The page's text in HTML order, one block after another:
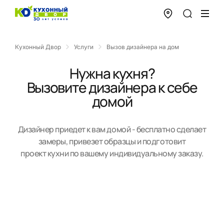
Кухонный Двор Услуги Вызов дизайнера на дом
Нужна кухня?
Вызовите дизайнера к себе
домой
Дизайнер приедет к вам домой - бесплатно сделает
замеры, привезет образцы и подготовит
проект кухни по вашему индивидуальному заказу.